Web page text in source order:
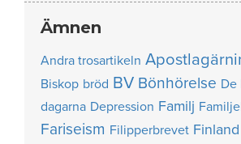
Ämnen
Andra trosartikeln
Biskop bröd BV Bönhörelse De
dagarna Depression Familj
Fariseism Filipperbrevet Finland